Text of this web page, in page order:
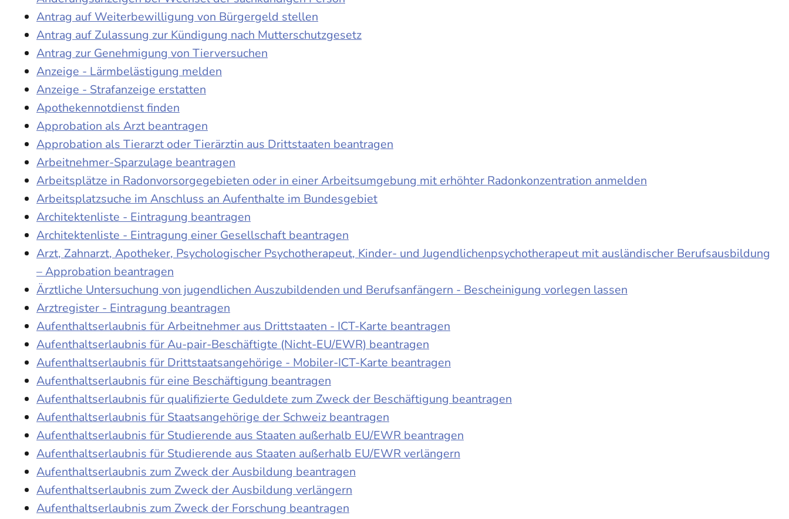
Antrag auf Weiterbewilligung von Bürgergeld stellen
Antrag auf Zulassung zur Kündigung nach Mutterschutzgesetz
Antrag zur Genehmigung von Tierversuchen
Anzeige - Lärmbelästigung melden
Anzeige - Strafanzeige erstatten
Apothekennotdienst finden
Approbation als Arzt beantragen
Approbation als Tierarzt oder Tierärztin aus Drittstaaten beantragen
Arbeitnehmer-Sparzulage beantragen
Arbeitsplätze in Radonvorsorgegebieten oder in einer Arbeitsumgebung mit erhöhter Radonkonzentration anmelden
Arbeitsplatzsuche im Anschluss an Aufenthalte im Bundesgebiet
Architektenliste - Eintragung beantragen
Architektenliste - Eintragung einer Gesellschaft beantragen
Arzt, Zahnarzt, Apotheker, Psychologischer Psychotherapeut, Kinder- und Jugendlichenpsychotherapeut mit ausländischer Berufsausbildung
– Approbation beantragen
Ärztliche Untersuchung von jugendlichen Auszubildenden und Berufsanfängern - Bescheinigung vorlegen lassen
Arztregister - Eintragung beantragen
Aufenthaltserlaubnis für Arbeitnehmer aus Drittstaaten - ICT-Karte beantragen
Aufenthaltserlaubnis für Au-pair-Beschäftigte (Nicht-EU/EWR) beantragen
Aufenthaltserlaubnis für Drittstaatsangehörige - Mobiler-ICT-Karte beantragen
Aufenthaltserlaubnis für eine Beschäftigung beantragen
Aufenthaltserlaubnis für qualifizierte Geduldete zum Zweck der Beschäftigung beantragen
Aufenthaltserlaubnis für Staatsangehörige der Schweiz beantragen
Aufenthaltserlaubnis für Studierende aus Staaten außerhalb EU/EWR beantragen
Aufenthaltserlaubnis für Studierende aus Staaten außerhalb EU/EWR verlängern
Aufenthaltserlaubnis zum Zweck der Ausbildung beantragen
Aufenthaltserlaubnis zum Zweck der Ausbildung verlängern
Aufenthaltserlaubnis zum Zweck der Forschung beantragen